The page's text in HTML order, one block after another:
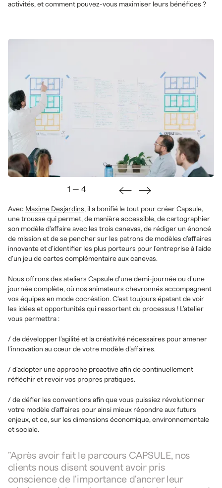
activités, et comment pouvez-vous maximiser leurs bénéfices ?
1 — 4
Avec Maxime Desjardins, il a bonifié le tout pour créer Capsule,
une trousse qui permet, de manière accessible, de cartographier
son modèle d'affaire avec les trois canevas, de rédiger un énoncé
de mission et de se pencher sur les patrons de modèles d'affaires
innovante et d'identifier les plus porteurs pour l'entreprise à l'aide
d'un jeu de cartes complémentaire aux canevas.
Nous offrons des ateliers Capsule d'une demi-journée ou d'une
journée complète, où nos animateurs chevronnés accompagnent
vos équipes en mode cocréation. C'est toujours épatant de voir
les idées et opportunités qui ressortent du processus ! L'atelier
vous permettra :
/ de développer l’agilité et la créativité nécessaires pour amener
l’innovation au cœur de votre modèle d’affaires.
/ d'adopter une approche proactive afin de continuellement
réfléchir et revoir vos propres pratiques.
/ de défier les conventions afin que vous puissiez révolutionner
votre modèle d’affaires pour ainsi mieux répondre aux futurs
enjeux, et ce, sur les dimensions économique, environnementale
et sociale.
"Après avoir fait le parcours CAPSULE, nos
clients nous disent souvent avoir pris
conscience de l'importance d'ancrer leur